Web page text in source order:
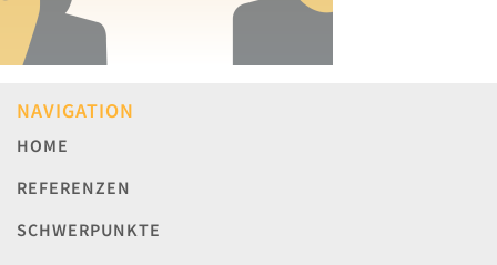
NAVIGATION
HOME
REFERENZEN
SCHWERPUNKTE